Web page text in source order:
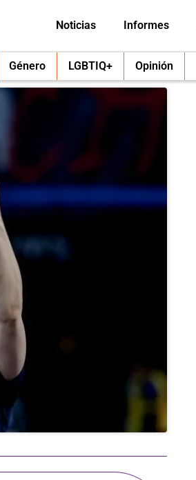
Noticias Informes
Género LGBTIQ+ Opinión